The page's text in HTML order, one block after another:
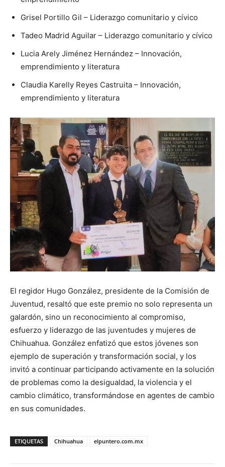
Grisel Portillo Gil – Liderazgo comunitario y cívico
Tadeo Madrid Aguilar – Liderazgo comunitario y cívico
Lucia Arely Jiménez Hernández – Innovación,
emprendimiento y literatura
Claudia Karelly Reyes Castruita – Innovación,
emprendimiento y literatura
El regidor Hugo González, presidente de la Comisión de
Juventud, resaltó que este premio no solo representa un
galardón, sino un reconocimiento al compromiso,
esfuerzo y liderazgo de las juventudes y mujeres de
Chihuahua. González enfatizó que estos jóvenes son
ejemplo de superación y transformación social, y los
invitó a continuar participando activamente en la solución
de problemas como la desigualdad, la violencia y el
cambio climático, transformándose en agentes de cambio
en sus comunidades.
ETIQUETAS Chihuahua elpuntero.com.mx